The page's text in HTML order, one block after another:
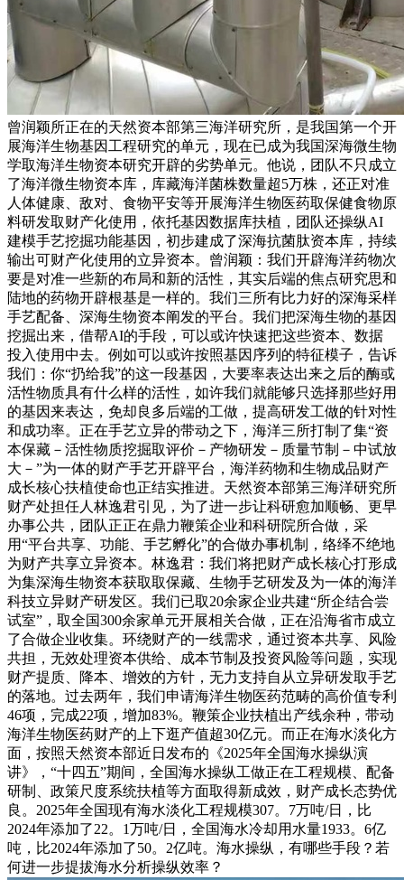
曾润颖所正在的天然资本部第三海洋研究所，是我国第一个开
展海洋生物基因工程研究的单元，现在已成为我国深海微生物
学取海洋生物资本研究开辟的劣势单元。他说，团队不只成立
了海洋微生物资本库，库藏海洋菌株数量超5万株，还正对准
人体健康、敌对、食物平安等开展海洋生物医药取保健食物原
料研发取财产化使用，依托基因数据库扶植，团队还操纵AI
建模手艺挖掘功能基因，初步建成了深海抗菌肽资本库，持续
输出可财产化使用的立异资本。曾润颖：我们开辟海洋药物次
要是对准一些新的布局和新的活性，其实后端的焦点研究思和
陆地的药物开辟根基是一样的。我们三所有比力好的深海采样
手艺配备、深海生物资本阐发的平台。我们把深海生物的基因
挖掘出来，借帮AI的手段，可以或许快速把这些资本、数据
投入使用中去。例如可以或许按照基因序列的特征模子，告诉
我们：你“扔给我”的这一段基因，大要率表达出来之后的酶或
活性物质具有什么样的活性，如许我们就能够只选择那些好用
的基因来表达，免却良多后端的工做，提高研发工做的针对性
和成功率。正在手艺立异的带动之下，海洋三所打制了集“资
本保藏－活性物质挖掘取评价－产物研发－质量节制－中试放
大－”为一体的财产手艺开辟平台，海洋药物和生物成品财产
成长核心扶植使命也正结实推进。天然资本部第三海洋研究所
财产处担任人林逸君引见，为了进一步让科研愈加顺畅、更早
办事公共，团队正正在鼎力鞭策企业和科研院所合做，采
用“平台共享、功能、手艺孵化”的合做办事机制，络绎不绝地
为财产共享立异资本。林逸君：我们将把财产成长核心打形成
为集深海生物资本获取取保藏、生物手艺研发及为一体的海洋
科技立异财产研发区。我们已取20余家企业共建“所企结合尝
试室”，取全国300余家单元开展相关合做，正在沿海省市成立
了合做企业收集。环绕财产的一线需求，通过资本共享、风险
共担，无效处理资本供给、成本节制及投资风险等问题，实现
财产提质、降本、增效的方针，无力支持自从立异研发取手艺
的落地。过去两年，我们申请海洋生物医药范畴的高价值专利
46项，完成22项，增加83%。鞭策企业扶植出产线余种，带动
海洋生物医药财产的上下逛产值超30亿元。而正在海水淡化方
面，按照天然资本部近日发布的《2025年全国海水操纵演
讲》，“十四五”期间，全国海水操纵工做正在工程规模、配备
研制、政策尺度系统扶植等方面取得新成效，财产成长态势优
良。2025年全国现有海水淡化工程规模307。7万吨/日，比
2024年添加了22。1万吨/日，全国海水冷却用水量1933。6亿
吨，比2024年添加了50。2亿吨。海水操纵，有哪些手段？若
何进一步提拔海水分析操纵效率？